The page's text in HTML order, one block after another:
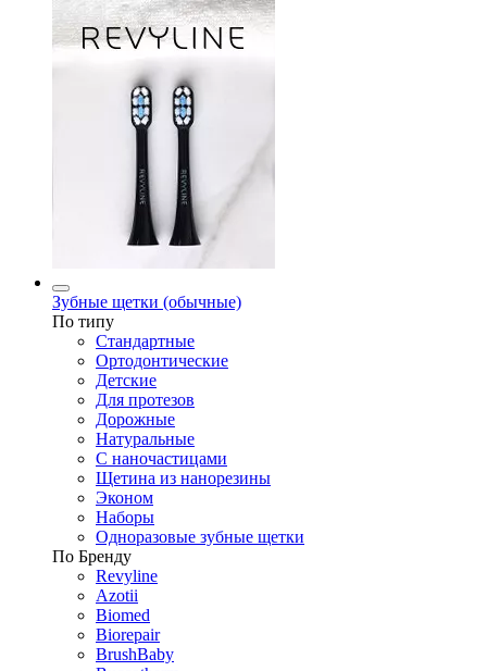
Зубные щетки (обычные)
По типу
Стандартные
Ортодонтические
Детские
Для протезов
Дорожные
Натуральные
С наночастицами
Щетина из нанорезины
Эконом
Наборы
Одноразовые зубные щетки
По Бренду
Revyline
Azotii
Biomed
Biorepair
BrushBaby